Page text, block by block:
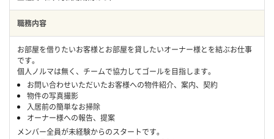
職務内容
お部屋を借りたいお客様とお部屋を貸したいオーナー様とを結ぶお仕事
です。
個人ノルマは無く、チームで協力してゴールを目指します。
お問い合わせいただいたお客様への物件紹介、案内、契約
物件の写真撮影
入居前の簡単なお掃除
オーナー様への報告、提案
メンバー全員が未経験からのスタートです。